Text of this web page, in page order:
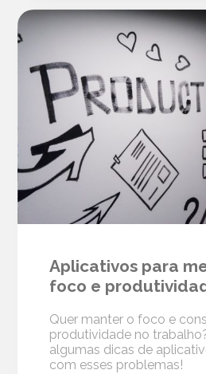
Aplicativos para
foco e
Quer manter o foco e
produtividade no
algumas dicas de
com esses problemas!